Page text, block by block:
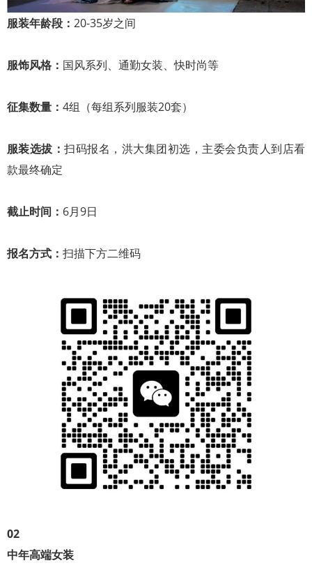
服装年龄段： 20-35岁之间
服饰风格： 国风系列、通勤女装、快时尚等
征集数量： 4组（每组系列服装20套）
服装选拔：扫码报名，洪大集团初选，主委会负责人到店看
款最终确定
截止时间： 6月9日
报名方式： 扫描下方二维码
02
中年高端女装